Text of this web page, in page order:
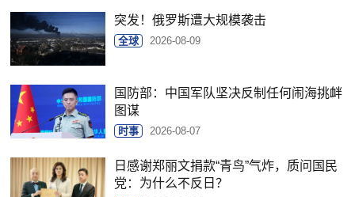
突发！俄罗斯遭大规模袭击
全球 2026-08-09
国防部：中国军队坚决反制任何闹海挑衅
图谋
时事 2026-08-07
日感谢郑丽文捐款“青鸟”气炸，质问国民
党：为什么不反日？